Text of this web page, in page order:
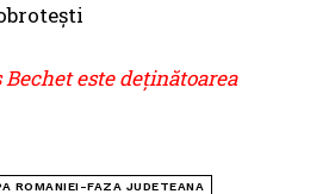
este deținătoarea
ROMANIEI-FAZA JUDETEANA